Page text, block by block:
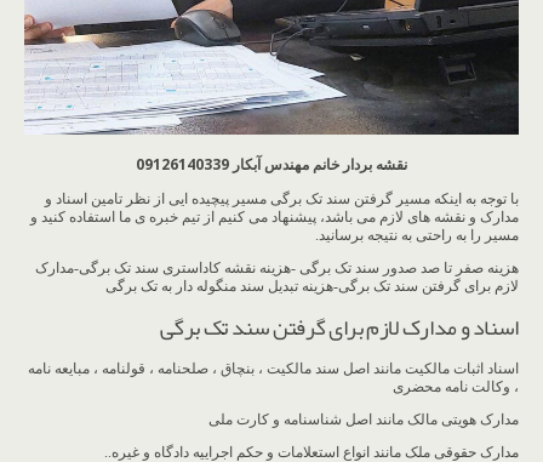
نقشه بردار خانم مهندس آبکار 09126140339
با توجه به اینکه مسیر گرفتن سند تک برگی مسیر پیچیده ایی از نظر تامین اسناد و
مدارک و نقشه های لازم می باشد، پیشنهاد می کنیم از تیم خبره ی ما استفاده کنید و
مسیر را به راحتی به نتیجه برسانید.
هزینه صفر تا صد صدور سند تک برگی -هزینه نقشه کاداستری سند تک برگی-مدارک
لازم برای گرفتن سند تک برگی-هزینه تبدیل سند منگوله دار به تک برگی
اسناد و مدارک لازم برای گرفتن سند تک برگی
اسناد اثبات مالکیت مانند اصل سند مالکیت ، بنچاق ، صلحنامه ، قولنامه ، مبایعه نامه
، وکالت نامه محضری
مدارک هویتی مالک مانند اصل شناسنامه و کارت ملی
مدارک حقوقی ملک مانند انواع استعلامات و حکم اجراییه دادگاه و غیره..